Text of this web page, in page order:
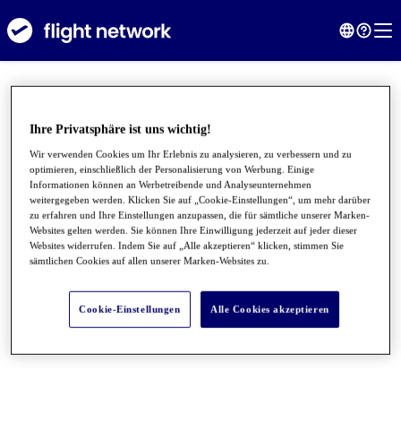
●●●
Ihre Privatsphäre ist uns wichtig!
Wir verwenden Cookies um Ihr Erlebnis zu analysieren, zu verbessern und zu
optimieren, einschließlich der Personalisierung von Werbung. Einige
Informationen können an Werbetreibende und Analyseunternehmen
weitergegeben werden. Klicken Sie auf „Cookie-Einstellungen“, um mehr darüber
zu erfahren und Ihre Einstellungen anzupassen, die für sämtliche unserer Marken-
Websites gelten werden. Sie können Ihre Einwilligung jederzeit auf jeder dieser
Websites widerrufen. Indem Sie auf „Alle akzeptieren“ klicken, stimmen Sie
sämtlichen Cookies auf allen unserer Marken-Websites zu.
Cookie-Einstellungen Alle Cookies akzeptieren